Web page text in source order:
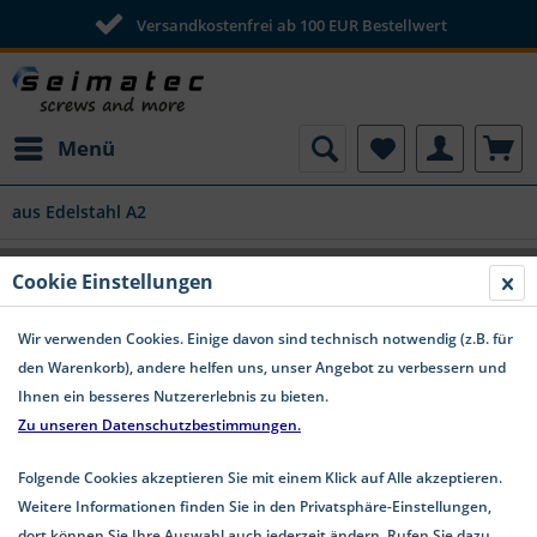
Versandkostenfrei ab 100 EUR Bestellwert
Menü
aus Edelstahl A2
Dichtscheiben aus Edelstahl A2
Cookie Einstellungen
Wir verwenden Cookies. Einige davon sind technisch notwendig (z.B. für
den Warenkorb), andere helfen uns, unser Angebot zu verbessern und
Ihnen ein besseres Nutzererlebnis zu bieten.
Zu unseren Datenschutzbestimmungen.
Folgende Cookies akzeptieren Sie mit einem Klick auf Alle akzeptieren.
Weitere Informationen finden Sie in den Privatsphäre-Einstellungen,